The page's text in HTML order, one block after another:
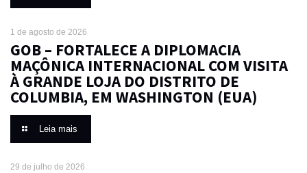
1 de agosto de 2026
GOB – FORTALECE A DIPLOMACIA
MAÇÔNICA INTERNACIONAL COM VISITA
À GRANDE LOJA DO DISTRITO DE
COLUMBIA, EM WASHINGTON (EUA)
Leia mais
29 de julho de 2026